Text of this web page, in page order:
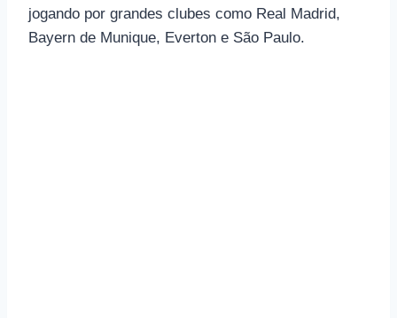
jogando por grandes clubes como Real Madrid,
Bayern de Munique, Everton e São Paulo.